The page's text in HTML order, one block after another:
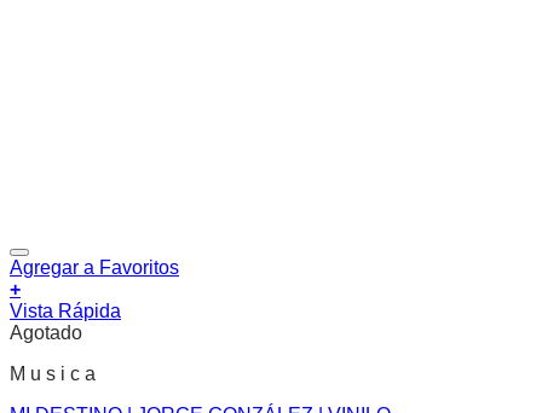
Agregar a Favoritos
+
Vista Rápida
Agotado
M u s i c a